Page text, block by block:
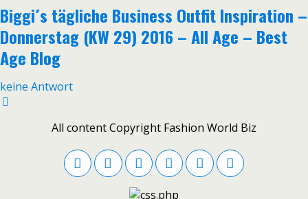
Biggi´s tägliche Business Outfit Inspiration –
Donnerstag (KW 29) 2016 – All Age – Best
Age Blog
keine Antwort
All content Copyright Fashion World Biz